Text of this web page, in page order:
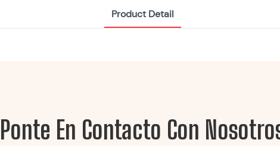
Product Detail
Ponte En Contacto Con